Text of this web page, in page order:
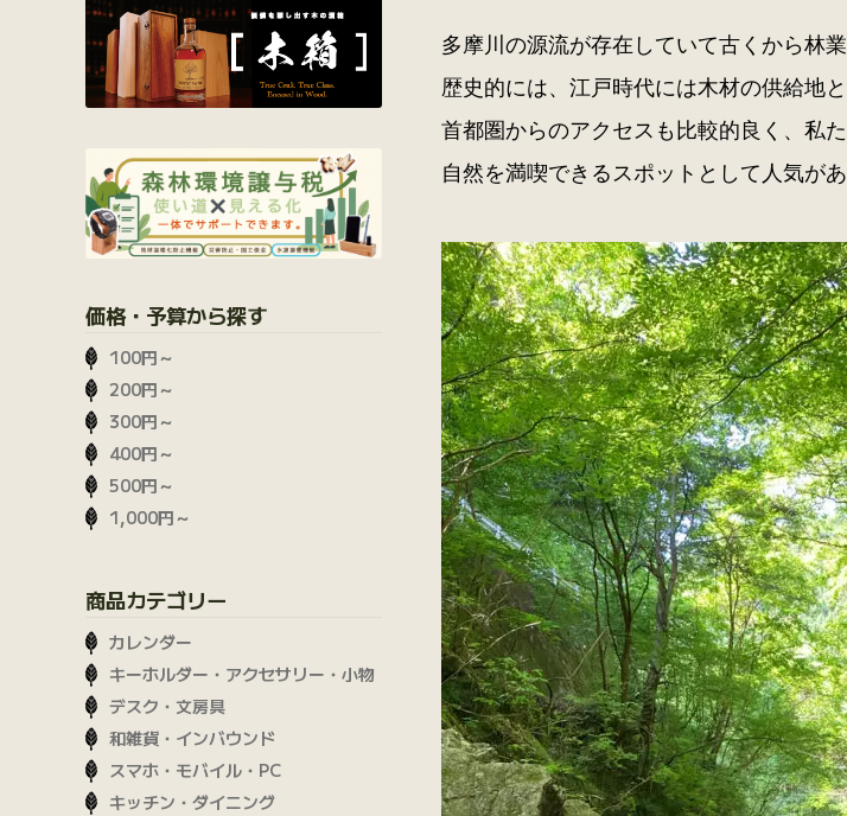
多摩川の源流が存在していて古くから林
歴史的には、江戸時代には木材の供給地と
首都圏からのアクセスも比較的良く、私
自然を満喫できるスポットとして人気があ
価格・予算から探す
100円～
200円～
300円～
400円～
500円～
1,000円～
商品カテゴリー
カレンダー
キーホルダー・アクセサリー・小物
デスク・文房具
和雑貨・インバウンド
スマホ・モバイル・PC
キッチン・ダイニング